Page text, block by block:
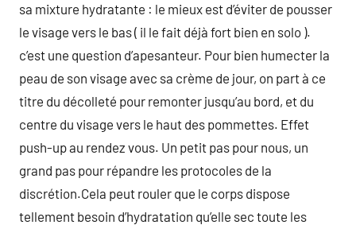
sa mixture hydratante : le mieux est d’éviter de pousser
le visage vers le bas ( il le fait déjà fort bien en solo ).
c’est une question d’apesanteur. Pour bien humecter la
peau de son visage avec sa crème de jour, on part à ce
titre du décolleté pour remonter jusqu’au bord, et du
centre du visage vers le haut des pommettes. Effet
push-up au rendez vous. Un petit pas pour nous, un
grand pas pour répandre les protocoles de la
discrétion.Cela peut rouler que le corps dispose
tellement besoin d’hydratation qu’elle sec toute les